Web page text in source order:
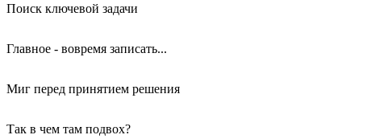
Поиск ключевой задачи
Главное - вовремя записать...
Миг перед принятием решения
Так в чем там подвох?